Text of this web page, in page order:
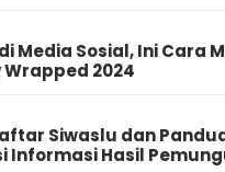
Media Sosial, Ini Cara
2024
Siwaslu dan
Informasi Hasil